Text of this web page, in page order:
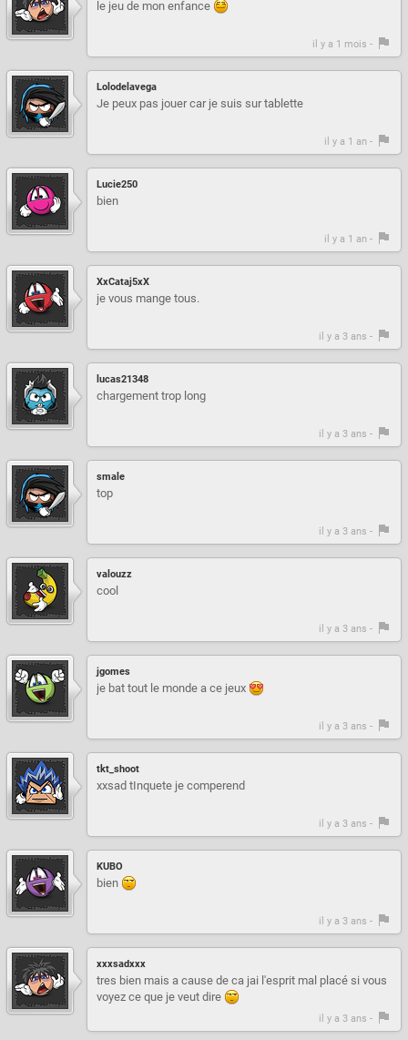
le jeu de mon enfance
il y a 1 mois -
Lolodelavega
Je peux pas jouer car je suis sur tablette
il y a 1 an -
Lucie250
bien
il y a 1 an -
XxCataj5xX
je vous mange tous.
il y a 3 ans -
lucas21348
chargement trop long
il y a 3 ans -
smale
top
il y a 3 ans -
valouzz
cool
il y a 3 ans -
jgomes
je bat tout le monde a ce jeux
il y a 3 ans -
tkt_shoot
xxsad tInquete je comperend
il y a 3 ans -
KUBO
bien
il y a 3 ans -
xxxsadxxx
tres bien mais a cause de ca jai l'esprit mal placé si vous
voyez ce que je veut dire
il y a 3 ans -